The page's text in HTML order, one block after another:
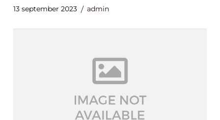
13 september 2023 admin